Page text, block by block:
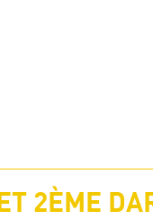
2ÈME